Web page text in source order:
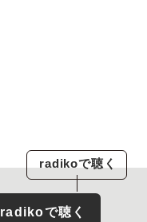
radikoで聴く
radikoで聴く